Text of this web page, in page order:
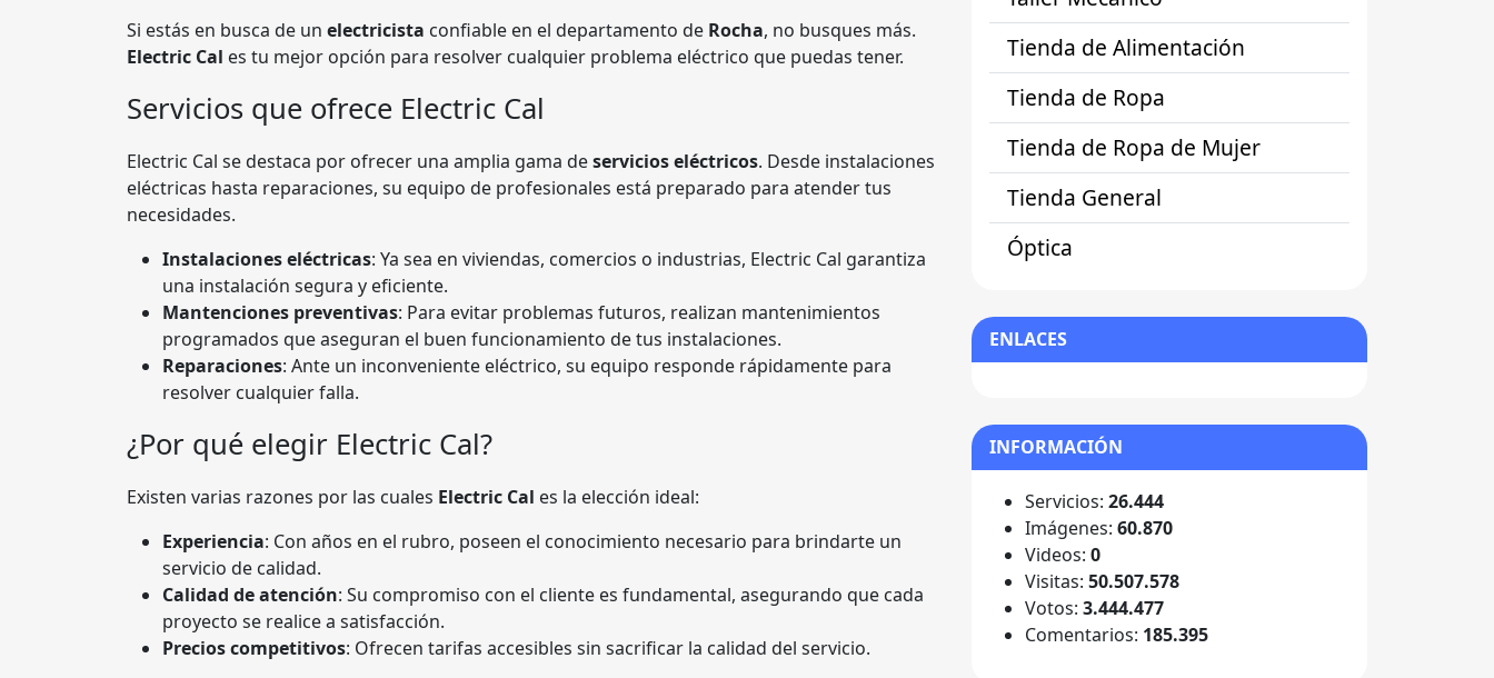
Si estás en busca de un electricista confiable en el departamento de Rocha, no busques más.
Electric Cal es tu mejor opción para resolver cualquier problema eléctrico que puedas tener.
Servicios que ofrece Electric Cal
Electric Cal se destaca por ofrecer una amplia gama deservicios eléctricos. Desde instalaciones
eléctricas hasta reparaciones, su equipo de profesionales está preparado para atender tus
necesidades.
Instalaciones eléctricas: Ya sea en viviendas, comercios o industrias, Electric Cal garantiza
una instalación segura y eficiente.
Mantenciones preventivas: Para evitar problemas futuros, realizan mantenimientos
programados que aseguran el buen funcionamiento de tus instalaciones.
Reparaciones: Ante un inconveniente eléctrico, su equipo responde rápidamente para
resolver cualquier falla.
¿Por qué elegir Electric Cal?
Existen varias razones por las cuales Electric Cal es la elección ideal:
Experiencia: Con años en el rubro, poseen el conocimiento necesario para brindarte un
servicio de calidad.
Calidad de atención: Su compromiso con el cliente es fundamental, asegurando que cada
proyecto se realice a satisfacción.
Precios competitivos: Ofrecen tarifas accesibles sin sacrificar la calidad del servicio.
Tienda de Alimentación
Tienda de Ropa
Tienda de Ropa de Mujer
Tienda General
Óptica
ENLACES
INFORMACIÓN
Servicios: 26.444
Imágenes: 60.870
Videos: 0
Visitas: 50.507.578
Votos: 3.444.477
Comentarios: 185.395